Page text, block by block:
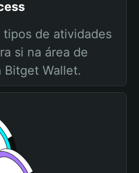
tipos de atividades
si na área de
Bitget Wallet.